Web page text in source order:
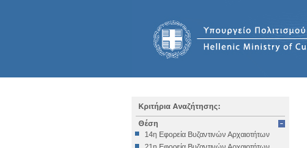
Κριτήρια Αναζήτησης:
Θέση
14η Εφορεία Βυζαντινών Αρχαιοτήτων